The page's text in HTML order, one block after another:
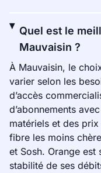
Quel est le
Mauvaisin ?
À Mauvaisin, le
varier selon les
d’accès
d’abonnements
matériels et des
fibre les moins
et Sosh. Orange est
stabilité de ses